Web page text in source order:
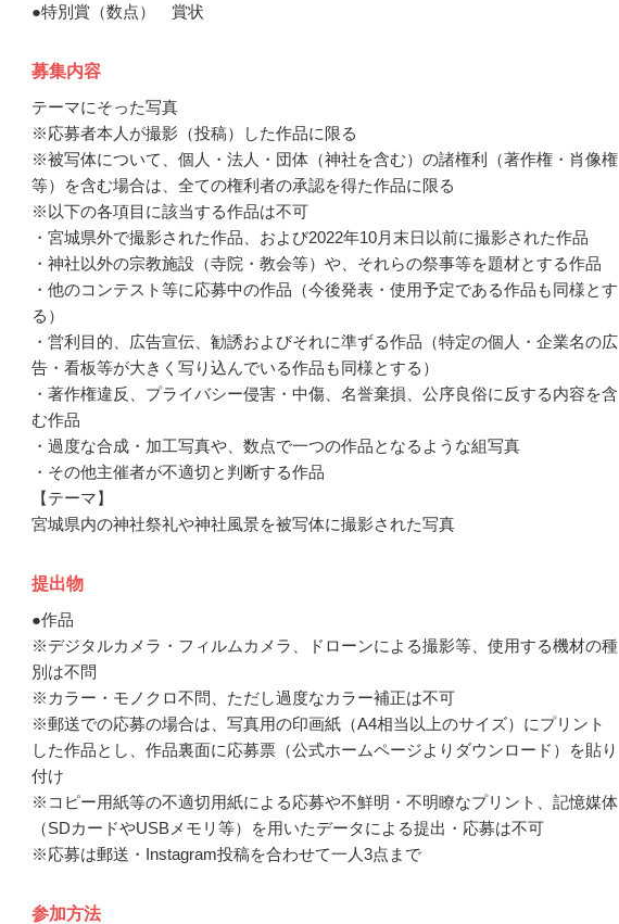
●特別賞（数点） 賞状
募集内容
テーマにそった写真
※応募者本人が撮影（投稿）した作品に限る
※被写体について、個人・法人・団体（神社を含む）の諸権利（著作権・肖像権
等）を含む場合は、全ての権利者の承認を得た作品に限る
※以下の各項目に該当する作品は不可
・宮城県外で撮影された作品、および2022年10月末日以前に撮影された作品
・神社以外の宗教施設（寺院・教会等）や、それらの祭事等を題材とする作品
・他のコンテスト等に応募中の作品（今後発表・使用予定である作品も同様とす
る）
・営利目的、広告宣伝、勧誘およびそれに準ずる作品（特定の個人・企業名の広
告・看板等が大きく写り込んでいる作品も同様とする）
・著作権違反、プライバシー侵害・中傷、名誉棄損、公序良俗に反する内容を含
む作品
・過度な合成・加工写真や、数点で一つの作品となるような組写真
・その他主催者が不適切と判断する作品
【テーマ】
宮城県内の神社祭礼や神社風景を被写体に撮影された写真
提出物
●作品
※デジタルカメラ・フィルムカメラ、ドローンによる撮影等、使用する機材の種
別は不問
※カラー・モノクロ不問、ただし過度なカラー補正は不可
※郵送での応募の場合は、写真用の印画紙（A4相当以上のサイズ）にプリント
した作品とし、作品裏面に応募票（公式ホームページよりダウンロード）を貼り
付け
※コピー用紙等の不適切用紙による応募や不鮮明・不明瞭なプリント、記憶媒体
（SDカードやUSBメモリ等）を用いたデータによる提出・応募は不可
※応募は郵送・Instagram投稿を合わせて一人3点まで
参加方法